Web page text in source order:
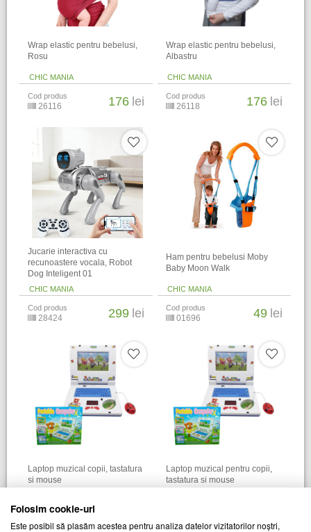
Wrap elastic pentru bebelusi,
Rosu
CHIC MANIA
Cod produs
26116 176 lei
Wrap elastic pentru bebelusi,
Albastru
CHIC MANIA
Cod produs
26118 176 lei
Jucarie interactiva cu
recunoastere vocala, Robot
Dog Inteligent 01
CHIC MANIA
Cod produs
28424 299 lei
Ham pentru bebelusi Moby
Baby Moon Walk
CHIC MANIA
Cod produs
01696 49 lei
Laptop muzical copii, tastatura
si mouse
23370 60 lei
Laptop muzical pentru copii,
tastatura si mouse
27031 60 lei
Folosim cookie-uri
Este posibil să plasăm acestea pentru analiza datelor vizitatorilor noștri,